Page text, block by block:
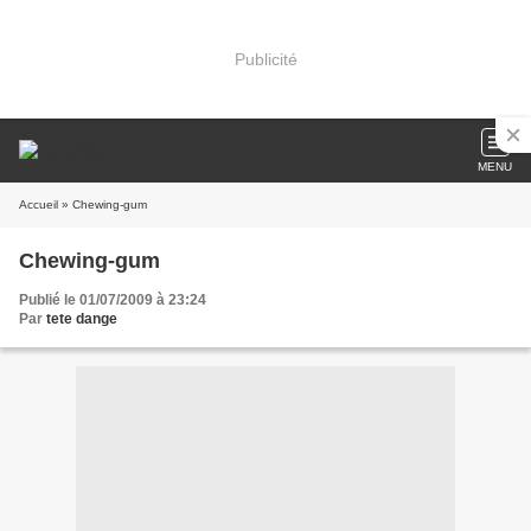
Publicité
MENU
Accueil » Chewing-gum
Chewing-gum
Publié le 01/07/2009 à 23:24
Par tete dange